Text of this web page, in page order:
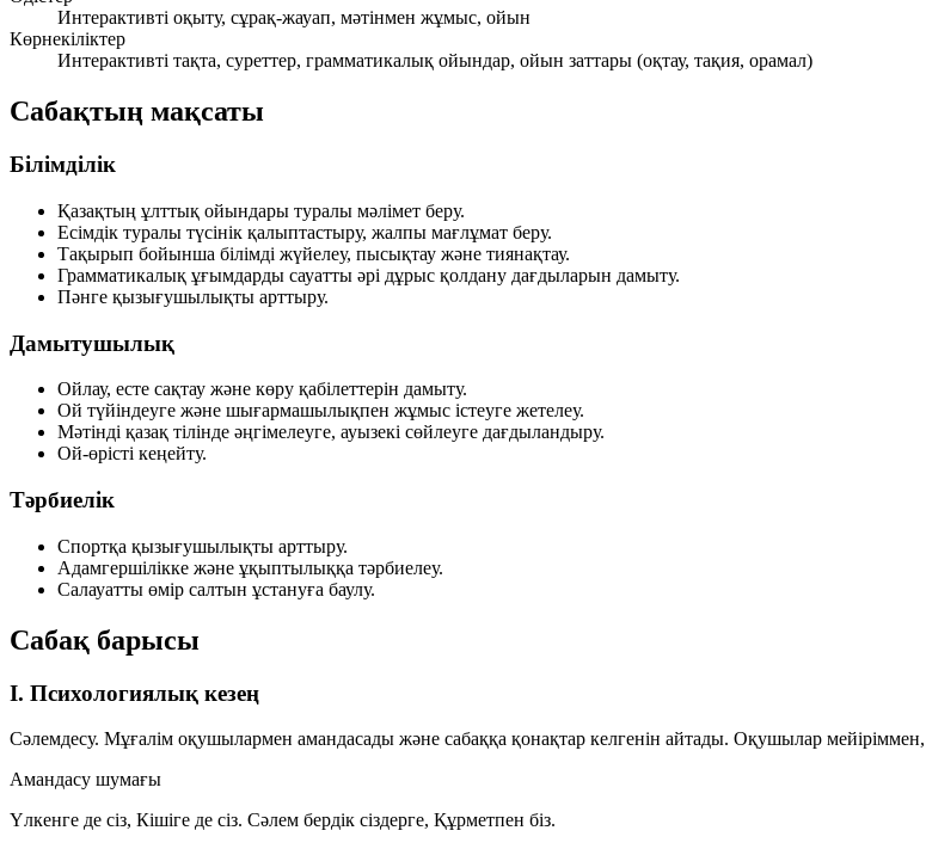
Интерактивті оқыту, сұрақ-жауап, мәтінмен жұмыс, ойын
Көрнекіліктер
Интерактивті тақта, суреттер, грамматикалық ойындар, ойын заттары (оқтау, тақия, орамал)
Сабақтың мақсаты
Білімділік
Қазақтың ұлттық ойындары туралы мәлімет беру.
Есімдік туралы түсінік қалыптастыру, жалпы мағлұмат беру.
Тақырып бойынша білімді жүйелеу, пысықтау және тиянақтау.
Грамматикалық ұғымдарды сауатты әрі дұрыс қолдану дағдыларын дамыту.
Пәнге қызығушылықты арттыру.
Дамытушылық
Ойлау, есте сақтау және көру қабілеттерін дамыту.
Ой түйіндеуге және шығармашылықпен жұмыс істеуге жетелеу.
Мәтінді қазақ тілінде әңгімелеуге, ауызекі сөйлеуге дағдыландыру.
Ой-өрісті кеңейту.
Тәрбиелік
Спортқа қызығушылықты арттыру.
Адамгершілікке және ұқыптылыққа тәрбиелеу.
Салауатты өмір салтын ұстануға баулу.
Сабақ барысы
I. Психологиялық кезең
Сәлемдесу. Мұғалім оқушылармен амандасады және сабаққа қонақтар келгенін айтады. Оқушылар
Амандасу шумағы
Үлкенге де сіз, Кішіге де сіз. Сәлем бердік сіздерге, Құрметпен біз.